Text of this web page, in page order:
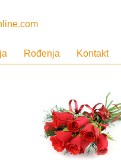
Rođenja Kontakt